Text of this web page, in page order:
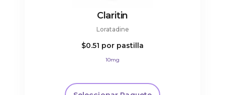
Claritin
Loratadine
$0.51 por pastilla
10mg